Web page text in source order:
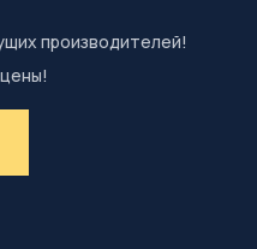
производителей!